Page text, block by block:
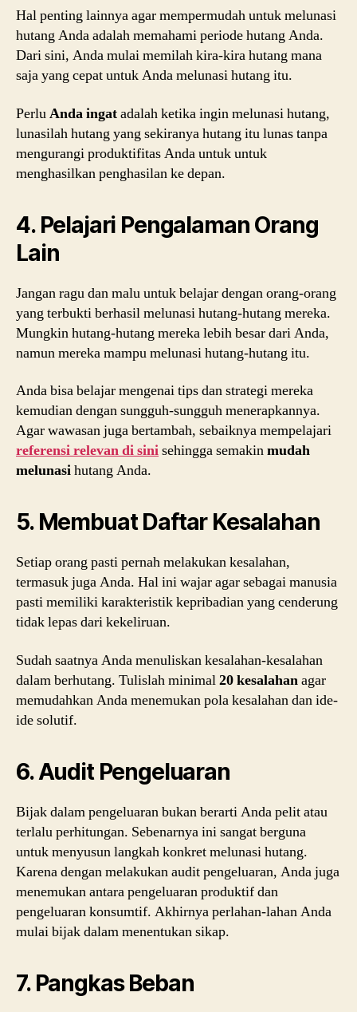
Hal penting lainnya agar mempermudah untuk melunasi
hutang Anda adalah memahami periode hutang Anda.
Dari sini, Anda mulai memilah kira-kira hutang mana
saja yang cepat untuk Anda melunasi hutang itu.
PerluAnda ingatadalah ketika ingin melunasi hutang,
lunasilah hutang yang sekiranya hutang itu lunas tanpa
mengurangi produktifitas Anda untuk untuk
menghasilkan penghasilan ke depan.
4. Pelajari Pengalaman Orang
Lain
Jangan ragu dan malu untuk belajar dengan orang-orang
yang terbukti berhasil melunasi hutang-hutang mereka.
Mungkin hutang-hutang mereka lebih besar dari Anda,
namun mereka mampu melunasi hutang-hutang itu.
Anda bisa belajar mengenai tips dan strategi mereka
kemudian dengan sungguh-sungguh menerapkannya.
Agar wawasan juga bertambah, sebaiknya mempelajari
referensi relevan di sinisehingga semakinmudah
melunasihutang Anda.
5. Membuat Daftar Kesalahan
Setiap orang pasti pernah melakukan kesalahan,
termasuk juga Anda. Hal ini wajar agar sebagai manusia
pasti memiliki karakteristik kepribadian yang cenderung
tidak lepas dari kekeliruan.
Sudah saatnya Anda menuliskan kesalahan-kesalahan
dalam berhutang. Tulislah minimal20 kesalahanagar
memudahkan Anda menemukan pola kesalahan dan ide-
ide solutif.
6. Audit Pengeluaran
Bijak dalam pengeluaran bukan berarti Anda pelit atau
terlalu perhitungan. Sebenarnya ini sangat berguna
untuk menyusun langkah konkret melunasi hutang.
Karena dengan melakukan audit pengeluaran, Anda juga
menemukan antara pengeluaran produktif dan
pengeluaran konsumtif. Akhirnya perlahan-lahan Anda
mulai bijak dalam menentukan sikap.
7. Pangkas Beban